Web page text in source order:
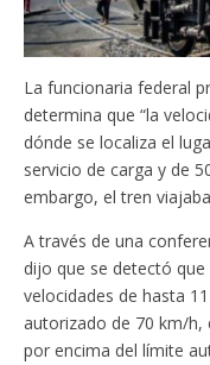
La funcionaria federal
determina que “la
dónde se localiza el
servicio de carga y de
embargo, el tren
A través de una
dijo que se detectó
velocidades de hasta
autorizado de 70 km/h,
por encima del límite